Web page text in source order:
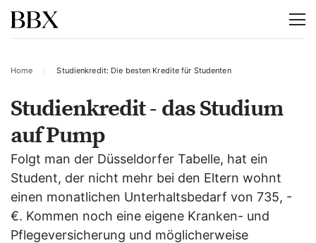
Home Studienkredit: Die besten Kredite für Studenten
Studienkredit - das Studium
auf Pump
Folgt man der Düsseldorfer Tabelle, hat ein
Student, der nicht mehr bei den Eltern wohnt
einen monatlichen Unterhaltsbedarf von 735, -
€. Kommen noch eine eigene Kranken- und
Pflegeversicherung und möglicherweise